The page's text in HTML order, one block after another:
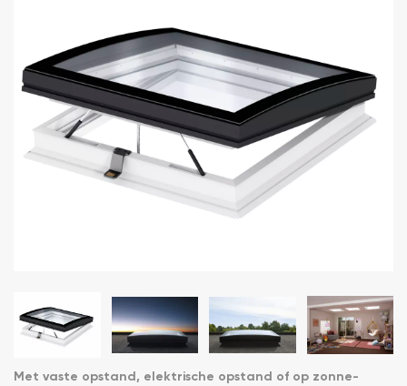
Met vaste opstand, elektrische opstand of op zonne-